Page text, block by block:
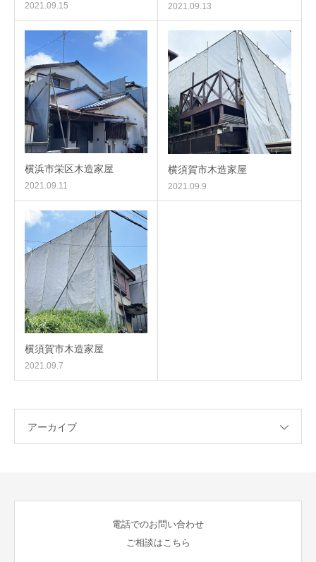
2021.09.15 2021.09.13
横浜市栄区木造家屋
2021.09.11
横須賀市木造家屋
2021.09.9
横須賀市木造家屋
2021.09.7
アーカイブ
電話でのお問い合わせ
ご相談はこちら